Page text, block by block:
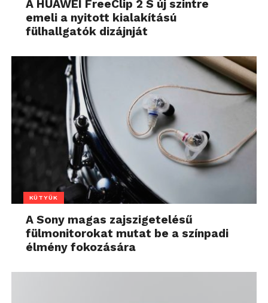
A HUAWEI FreeClip 2 S új szintre
emeli a nyitott kialakítású
fülhallgatók dizájnját
KÜTYÜK
A Sony magas zajszigetelésű
fülmonitorokat mutat be a színpadi
élmény fokozására